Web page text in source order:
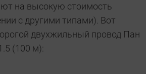
на высокую стоимость
с другими типами). Вот
двухжильный провод Пан
(100 м):